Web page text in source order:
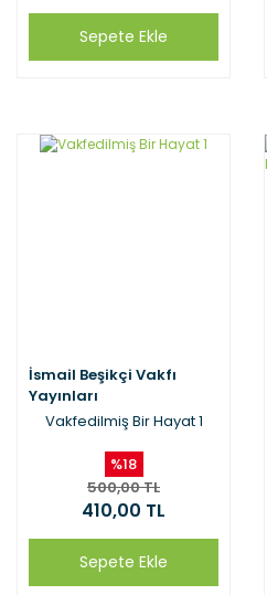
Sepete Ekle
İsmail Beşikçi Vakfı
Yayınları
Vakfedilmiş Bir Hayat 1
%18
500,00 TL
410,00 TL
Sepete Ekle